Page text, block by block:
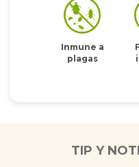
Inmune a
plagas
TIP Y